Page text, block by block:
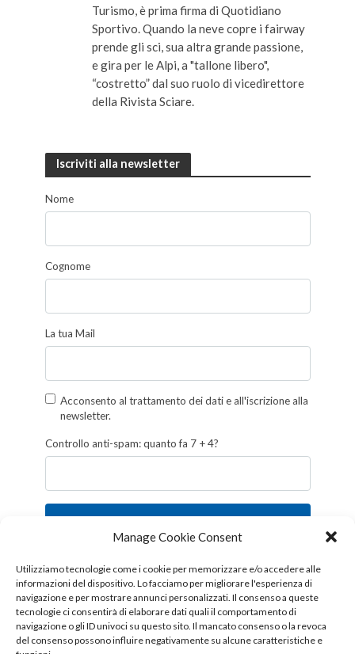
Manage Cookie Consent
Utilizziamo tecnologie come i cookie per memorizzare e/o accedere alle
informazioni del dispositivo. Lo facciamo per migliorare l'esperienza di
navigazione e per mostrare annunci personalizzati. Il consenso a queste
tecnologie ci consentirà di elaborare dati quali il comportamento di
navigazione o gli ID univoci su questo sito. Il mancato consenso o la revoca
del consenso possono influire negativamente su alcune caratteristiche e
Turismo, è prima firma di Quotidiano
Sportivo. Quando la neve copre i fairway
prende gli sci, sua altra grande passione,
e gira per le Alpi, a "tallone libero",
“costretto” dal suo ruolo di vicedirettore
della Rivista Sciare.
Iscriviti alla newsletter
Nome
Cognome
La tua Mail
Acconsento al trattamento dei dati e all'iscrizione alla
newsletter.
Controllo anti-spam: quanto fa 7 + 4?
Follow us!